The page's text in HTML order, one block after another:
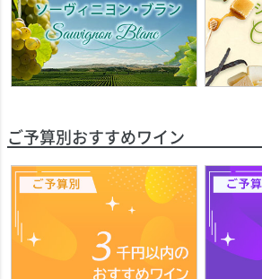
ご予算別おすすめワイン